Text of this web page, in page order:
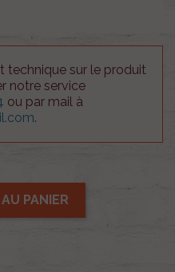
technique sur le produit
notre service
ou par mail à
.
PANIER